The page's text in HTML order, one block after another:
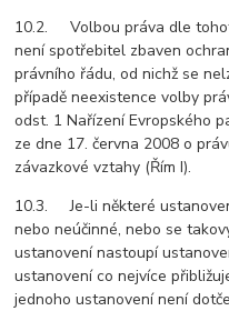
10.2. Volbou práva dle
není spotřebitel zbaven
právního řádu, od nichž se
případě neexistence volby
odst. 1 Nařízení Evropského
ze dne 17. června 2008 o
závazkové vztahy (Řím I).
10.3. Je-li některé
nebo neúčinné, nebo se
ustanovení nastoupí
ustanovení co nejvíce
jednoho ustanovení není